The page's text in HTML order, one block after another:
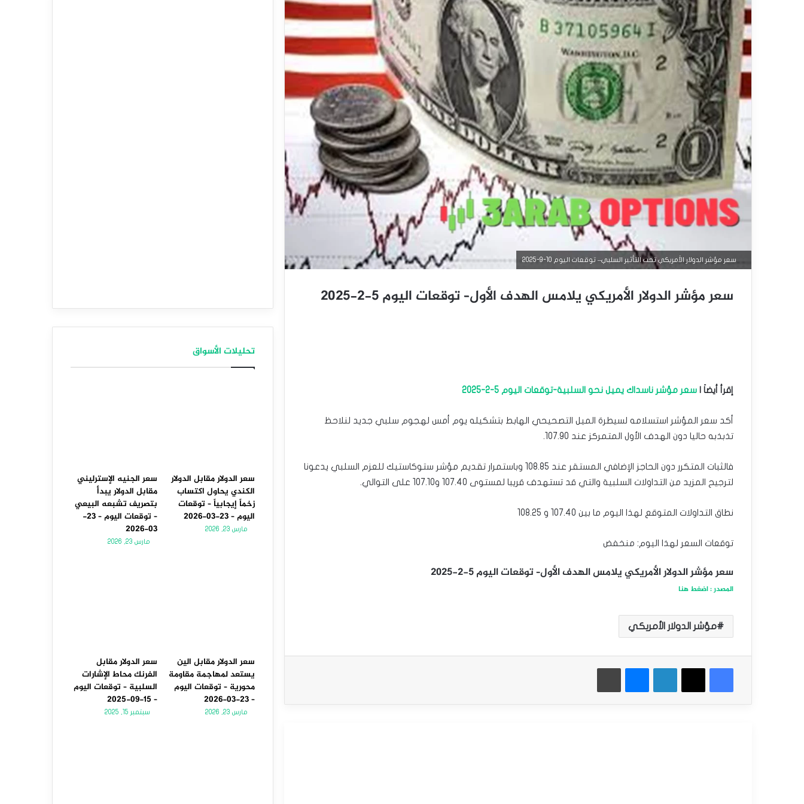
سعر مؤشر الدولار الأمريكي تحت التأثير السلبي– توقعات اليوم 10-9-2025
سعر مؤشر الدولار الأمريكي يلامس الهدف الأول– توقعات اليوم 5-2-2025
إقرأ أيضاَ | سعر مؤشر ناسداك يميل نحو السلبية-توقعات اليوم 5-2-2025
أكد سعر المؤشر استسلامه لسيطرة الميل التصحيحي الهابط بتشكيله يوم أمس لهجوم سلبي جديد لنلاحظ
تذبذبه حاليا دون الهدف الأول المتمركز عند 107.90.
فالثبات المتكرر دون الحاجز الإضافي المستقر عند 108.85 وباستمرار تقديم مؤشر ستوكاستيك للعزم السلبي يدعونا
لترجيح المزيد من التداولات السلبية والتي قد تستهدف قريبا لمستوى 107.40 و107.10 على التوالي.
نطاق التداولات المتوقع لهذا اليوم ما بين 107.40 و 108.25
توقعات السعر لهذا اليوم: منخفض
سعر مؤشر الدولار الأمريكي يلامس الهدف الأول– توقعات اليوم 5-2-2025
المصدر : اضغط هنا
مؤشر الدولار الأمريكي
فيسبوك
‫X لينكدإن ماسنجر طباعة
تحليلات الأسواق
سعر الدولار مقابل الدولار
الكندي يحاول اكتساب
زخماً إيجابياً – توقعات
اليوم – 23-03-2026
مارس 23, 2026
سعر الجنيه الإسترليني
مقابل الدولار يبدأ
بتصريف تشبعه البيعي
– توقعات اليوم – 23-
03-2026
مارس 23, 2026
سعر الدولار مقابل الين
يستعد لمهاجمة مقاومة
محورية – توقعات اليوم
– 23-03-2026
مارس 23, 2026
سعر الدولار مقابل
الفرنك محاط الإشارات
السلبية – توقعات اليوم
– 15-09-2025
سبتمبر 15, 2025